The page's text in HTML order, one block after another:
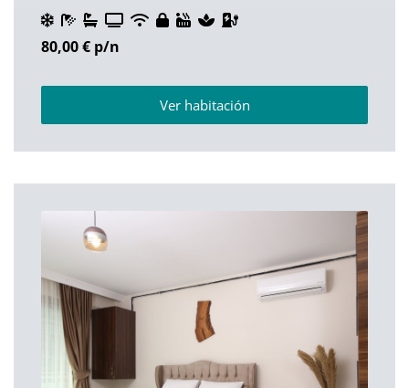
80,00 € p/n
Ver habitación